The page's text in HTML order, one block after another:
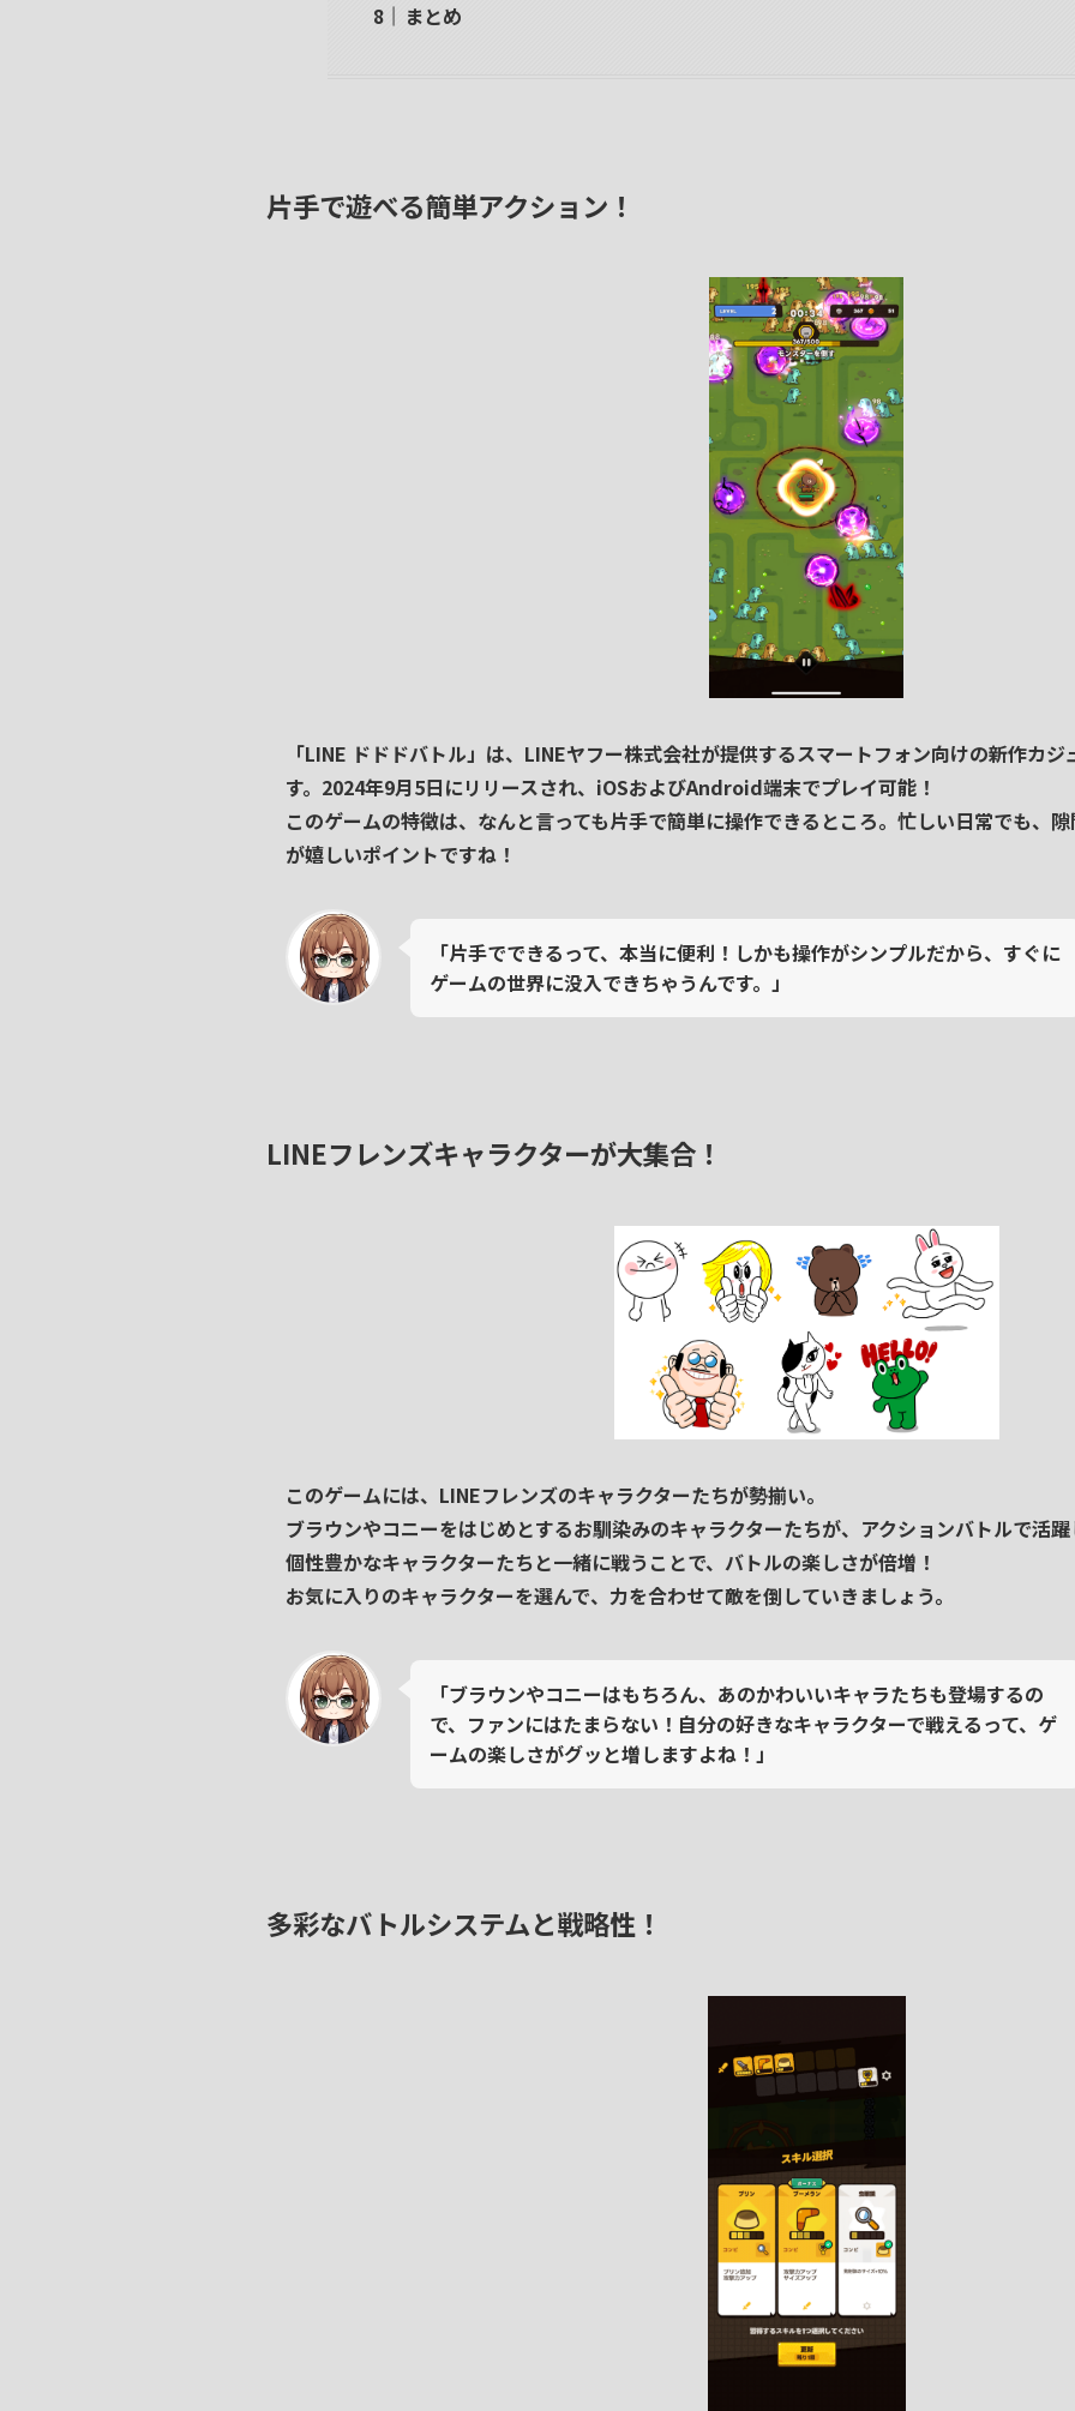
まとめ
片手で遊べる簡単アクション！
「LINE ドドドバトル」は、 LINEヤフー株式会社が提供するスマートフォン向けの新作カジ
す。 2024年9月5日にリリースされ、 iOSおよびAndroid端末でプレイ可能！
このゲームの特徴は、なんと言っても片手で簡単に操作できる ところ。 忙しい日常でも、
が嬉しいポイントですね！
「片手でできるって、本当に便利！しかも操作がシンプルだから、すぐに
ゲームの世界に没入できちゃうんです。」
LINEフレンズキャラクターが大集合！
このゲームには、 LINEフレンズのキャラクターたちが勢揃い。
ブラウンやコニーをはじめとするお馴染みのキャラクターたちが、 アクションバトルで活
個性豊かなキャラクターたちと一緒に戦う ことで、 バトルの楽しさが倍増 ！
お気に入りのキャラクターを選んで、 力を合わせて敵を倒していきましょう。
「ブラウンやコニーはもちろん、あのかわいいキャラたちも登場するの
で、ファンにはたまらない！自分の好きなキャラクターで戦えるって、ゲ
ームの楽しさがグッと増しますよね！」
多彩なバトルシステムと戦略性！